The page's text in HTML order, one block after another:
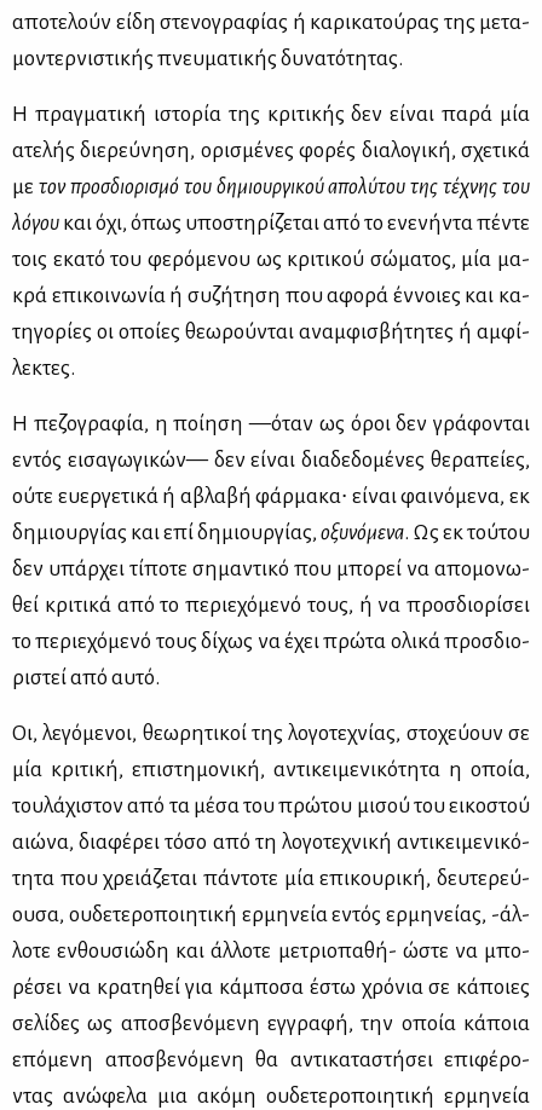
απο­τε­λούν εί­δη στε­νο­γρα­φί­ας ή κα­ρι­κα­τού­ρας της με­τα­
μο­ντερ­νι­στι­κής πνευ­μα­τι­κής δυ­να­τό­τη­τας.
Η πραγ­μα­τι­κή ιστο­ρία της κρι­τι­κής δεν εί­ναι πα­ρά μία
ατε­λής διε­ρεύ­νη­ση, ορι­σμέ­νες φο­ρές δια­λο­γι­κή, σχε­τι­κά
με τον προσ­διο­ρι­σμό του δη­μιουρ­γι­κού απο­λύ­του της τέ­χνης του
λό­γου και όχι, όπως υπο­στη­ρί­ζε­ται από το ενε­νή­ντα πέ­ντε
τοις εκα­τό του φε­ρό­με­νου ως κρι­τι­κού σώ­μα­τος, μία μα­
κρά επι­κοι­νω­νία ή συ­ζή­τη­ση που αφο­ρά έν­νοιες και κα­
τη­γο­ρί­ες οι οποί­ες θε­ω­ρού­νται αναμ­φι­σβή­τη­τες ή αμ­φί­
λε­κτες.
Η πε­ζο­γρα­φία, η ποί­η­ση —όταν ως όροι δεν γρά­φο­νται
εντός ει­σα­γω­γι­κών— δεν εί­ναι δια­δε­δο­μέ­νες θε­ρα­πεί­ες,
ού­τε ευ­ερ­γε­τι­κά ή αβλα­βή φάρ­μα­κα∙ εί­ναι φαι­νό­με­να, εκ
δη­μιουρ­γί­ας και επί δη­μιουρ­γί­ας, οξυ­νό­με­να. Ως εκ τού­του
δεν υπάρ­χει τί­πο­τε ση­μα­ντι­κό που μπο­ρεί να απο­μο­νω­
θεί κρι­τι­κά από το πε­ριε­χό­με­νό τους, ή να προσ­διο­ρί­σει
το πε­ριε­χό­με­νό τους δί­χως να έχει πρώ­τα ολι­κά προσ­διο­
ρι­στεί από αυ­τό.
Οι, λε­γό­με­νοι, θε­ω­ρη­τι­κοί της λο­γο­τε­χνί­ας, στο­χεύ­ουν σε
μία κρι­τι­κή, επι­στη­μο­νι­κή, αντι­κει­με­νι­κό­τη­τα η οποία,
του­λά­χι­στον από τα μέ­σα του πρώ­του μι­σού του ει­κο­στού
αιώ­να, δια­φέ­ρει τό­σο από τη λο­γο­τε­χνι­κή αντι­κει­με­νι­κό­
τη­τα που χρειά­ζε­ται πά­ντο­τε μία επι­κου­ρι­κή, δευ­τε­ρεύ­
ου­σα, ου­δε­τε­ρο­ποι­η­τι­κή ερ­μη­νεία εντός ερ­μη­νεί­ας, -άλ­
λο­τε εν­θου­σιώ­δη και άλ­λο­τε με­τριο­πα­θή- ώστε να μπο­
ρέ­σει να κρα­τη­θεί για κά­μπο­σα έστω χρό­νια σε κά­ποιες
σε­λί­δες ως απο­σβε­νό­με­νη εγ­γρα­φή, την οποία κά­ποια
επό­με­νη απο­σβε­νό­με­νη θα αντι­κα­τα­στή­σει επι­φέ­ρο­
ντας ανώ­φε­λα μια ακό­μη ου­δε­τε­ρο­ποι­η­τι­κή ερ­μη­νεία